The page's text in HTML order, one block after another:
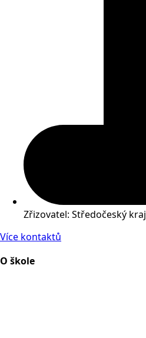
Zřizovatel: Středočeský kraj
Více kontaktů
O škole